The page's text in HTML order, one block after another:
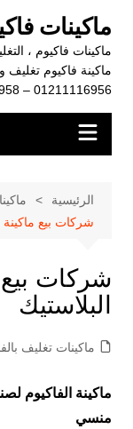
المحتوى
ماكينات
ماكينات فاكيوم ،
01211116956 – 01211116958
الرئيسية
شركات بيع ماكينة
شركات بيع
البلاستيك
ماكينات تغليف
منسي